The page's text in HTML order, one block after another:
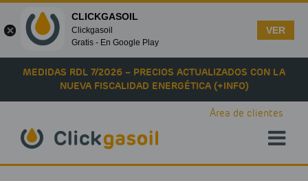
Skip to main content
MEDIDAS RDL 7/2026 – PRECIOS ACTUALIZADOS CON LA
NUEVA FISCALIDAD ENERGÉTICA (+INFO)
Área de clientes
CLICKGASOIL
Clickgasoil
Gratis - En Google Play
VER